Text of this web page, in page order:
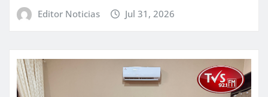
Editor Noticias Jul 31, 2026